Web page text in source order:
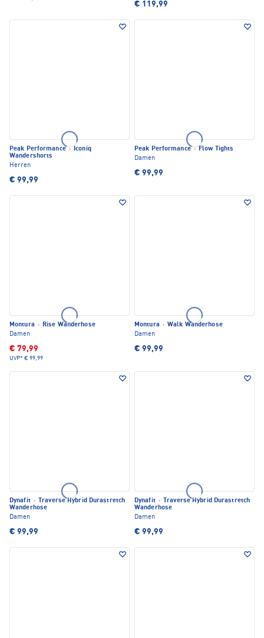
€ 119,99
Peak Performance · Iconiq
Wandershorts
Herren
€ 99,99
Peak Performance · Flow Tights
Damen
€ 99,99
Montura · Rise Wanderhose
Damen
€ 79,99
UVP* € 99,99
Montura · Walk Wanderhose
Damen
€ 99,99
Dynafit ·
Traverse Hybrid Durastretch
Wanderhose
Damen
€ 99,99
Dynafit ·
Traverse Hybrid Durastretch
Wanderhose
Damen
€ 99,99